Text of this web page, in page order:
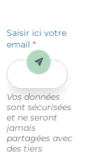
Saisir ici votre
email*
Vos données
sont sécurisées
et ne seront
jamais
partagées avec
des tiers
Envoyer